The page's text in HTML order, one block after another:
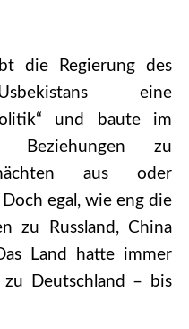
die Regierung des
eine
und baute im
Beziehungen zu
aus oder
egal, wie eng die
zu Russland, China
Land hatte immer
zu Deutschland – bis